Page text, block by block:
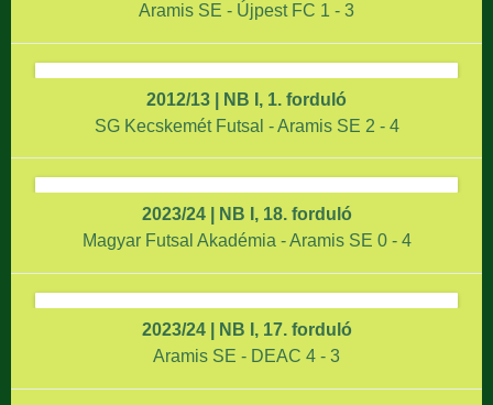
Aramis SE - Újpest FC 1 - 3
2012/13 | NB I, 1. forduló
SG Kecskemét Futsal - Aramis SE 2 - 4
2023/24 | NB I, 18. forduló
Magyar Futsal Akadémia - Aramis SE 0 - 4
2023/24 | NB I, 17. forduló
Aramis SE - DEAC 4 - 3